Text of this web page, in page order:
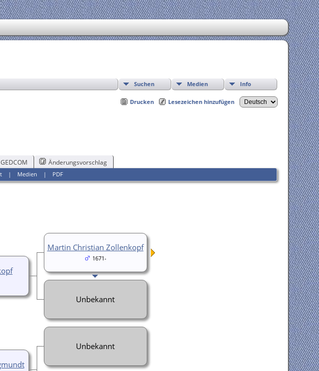
Suchen Medien Info
Drucken Lesezeichen hinzufügen
GEDCOM Änderungsvorschlag
| Medien | PDF
Martin Christian Zollenkopf
1671-
Unbekannt
Unbekannt